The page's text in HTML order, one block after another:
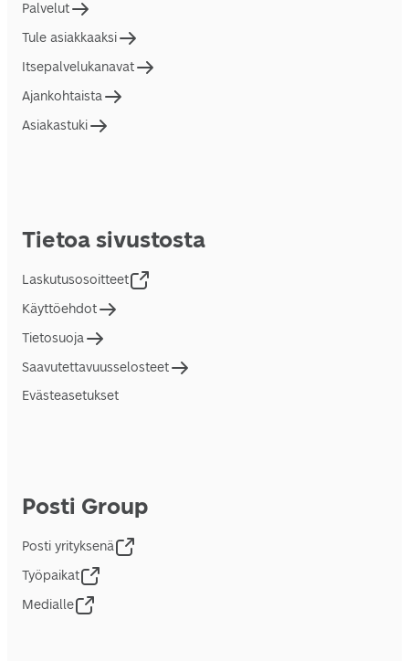
Palvelut
Tule asiakkaaksi
Itsepalvelukanavat
Ajankohtaista
Asiakastuki
Tietoa sivustosta
Laskutusosoitteet
Käyttöehdot
Tietosuoja
Saavutettavuusselosteet
Evästeasetukset
Posti Group
Posti yrityksenä
Työpaikat
Medialle